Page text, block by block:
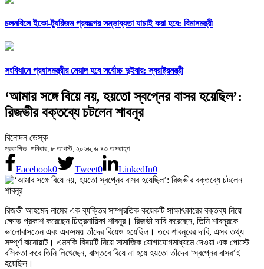
চলনবিলে ইকো-ট্যুরিজম প্রকল্পের সম্ভাব্যতা যাচাই করা হবে: বিমানমন্ত্রী
সংবিধানে প্রধানমন্ত্রীর মেয়াদ হবে সর্বোচ্চ দুইবার: স্বরাষ্ট্রমন্ত্রী
‘আমার সঙ্গে বিয়ে নয়, হয়তো স্বপ্নের বাসর হয়েছিল’:
রিজভীর বক্তব্যে চটলেন শাবনূর
বিনোদন ডেস্ক
প্রকাশিত: শনিবার, ৮ আগস্ট, ২০২৬, ৬:৪৩ অপরাহ্ণ
Facebook0 Tweet0 LinkedIn0
রিজভী আহমেদ নামের এক ব্যক্তির সাম্প্রতিক কয়েকটি সাক্ষাৎকারের বক্তব্য নিয়ে
ক্ষোভ প্রকাশ করেছেন চিত্রনায়িকা শাবনূর। রিজভী দাবি করেছেন, তিনি শাবনূরকে
ভালোবাসতেন এবং একসময় তাঁদের বিয়েও হয়েছিল। তবে শাবনূরের দাবি, এসব তথ্য
সম্পূর্ণ বানোয়াট। এমনকি বিষয়টি নিয়ে সামাজিক যোগাযোগমাধ্যমে দেওয়া এক পোস্টে
রসিকতা করে তিনি লিখেছেন, বাস্তবে বিয়ে না হয়ে হয়তো তাঁদের ‘স্বপ্নের বাসর’ই
হয়েছিল।